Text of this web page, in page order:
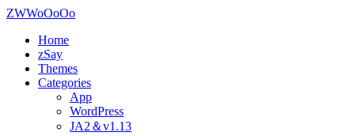
ZWWoOoOo
Home
zSay
Themes
Categories
App
WordPress
JA2＆v1.13